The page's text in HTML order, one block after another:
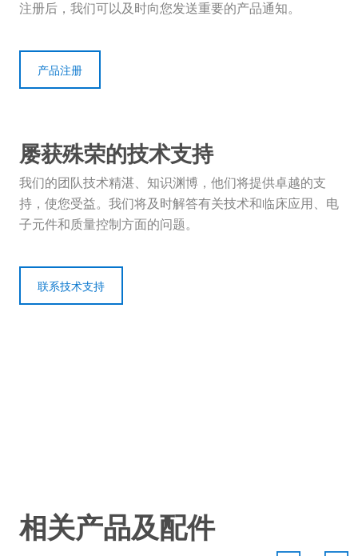
注册后，我们可以及时向您发送重要的产品通知。
产品注册
屡获殊荣的技术支持
我们的团队技术精湛、知识渊博，他们将提供卓越的支
持，使您受益。我们将及时解答有关技术和临床应用、电
子元件和质量控制方面的问题。
联系技术支持
相关产品及配件